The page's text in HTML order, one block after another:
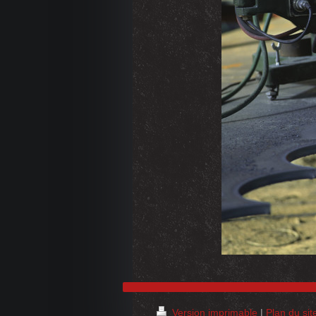
Version imprimable | Plan du